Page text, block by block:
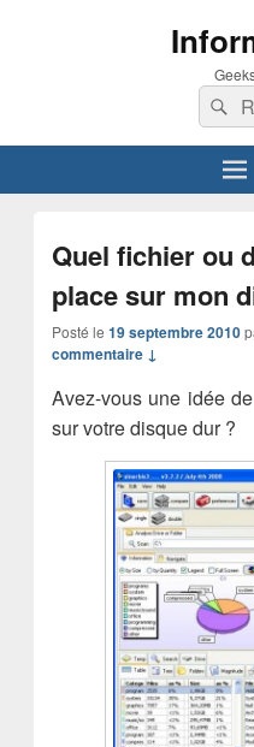
Quel fichier ou
place sur mon
Posté le 19 septembre 2010
commentaire ↓
Avez-vous une idée
sur votre disque dur ?